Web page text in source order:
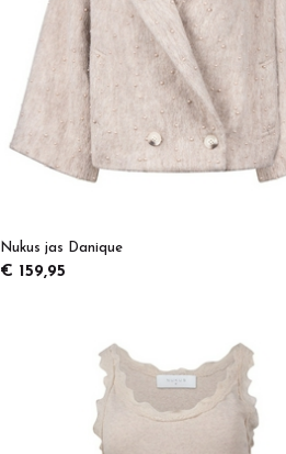
Nukus jas Danique
€ 159,95